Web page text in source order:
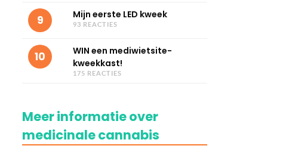
9 Mijn eerste LED kweek
93 REACTIES
10
WIN een mediwietsite-
kweekkast!
175 REACTIES
Meer informatie over
medicinale cannabis